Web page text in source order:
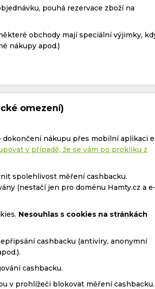
pouhá rezervace zboží na
obchody mají speciální výjimky,
nákupy apod.)
omezení)
nákupu přes mobilní aplikaci
v případě, že se vám po prokliku z
spolehlivost měření cashbacku.
(nestačí jen pro doménu Hamty.cz a
Nesouhlas s cookies na stránkách
cashbacku (antiviry, anonymní
cashbacku.
v prohlížeči blokovat měření cashbacku.